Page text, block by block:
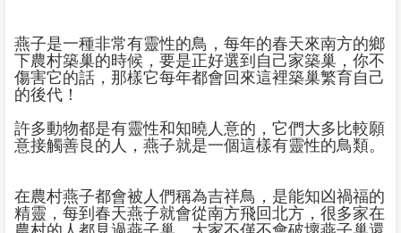
燕子是一種非常有靈性的鳥，每年的春天來南方的鄉
下農村築巢的時候，要是正好選到自己家築巢，你不
傷害它的話，那樣它每年都會回來這裡築巢繁育自己
的後代！
許多動物都是有靈性和知曉人意的，它們大多比較願
意接觸善良的人，燕子就是一個這樣有靈性的鳥類。
在農村燕子都會被人們稱為吉祥鳥，是能知凶禍福的
精靈，每到春天燕子就會從南方飛回北方，很多家在